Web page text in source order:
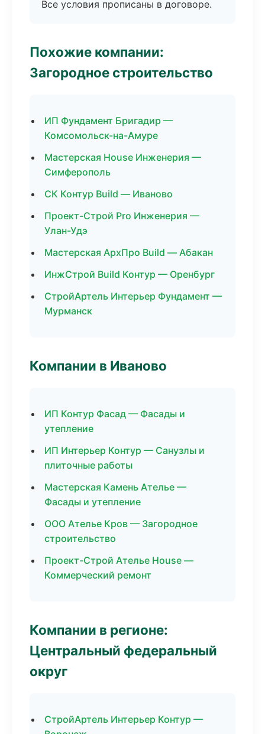
Все условия прописаны в договоре.
Похожие компании:
Загородное строительство
ИП Фундамент Бригадир —
Комсомольск-на-Амуре
Мастерская House Инженерия —
Симферополь
СК Контур Build — Иваново
Проект-Строй Pro Инженерия —
Улан-Удэ
Мастерская АрхПро Build — Абакан
ИнжСтрой Build Контур — Оренбург
СтройАртель Интерьер Фундамент —
Мурманск
Компании в Иваново
ИП Контур Фасад — Фасады и
утепление
ИП Интерьер Контур — Санузлы и
плиточные работы
Мастерская Камень Ателье —
Фасады и утепление
ООО Ателье Кров — Загородное
строительство
Проект-Строй Ателье House —
Коммерческий ремонт
Компании в регионе:
Центральный федеральный
округ
СтройАртель Интерьер Контур —